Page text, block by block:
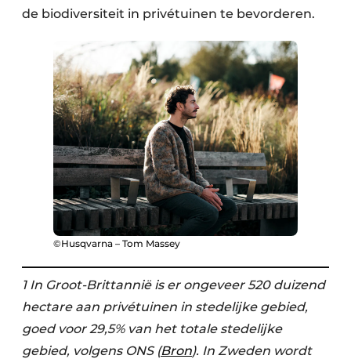
de biodiversiteit in privétuinen te bevorderen. ​
©Husqvarna – Tom Massey
1 In Groot-Brittannië is er ongeveer 520 duizend
hectare aan privétuinen in stedelijke gebied,
goed voor 29,5% van het totale stedelijke
gebied, volgens ONS (Bron). In Zweden wordt